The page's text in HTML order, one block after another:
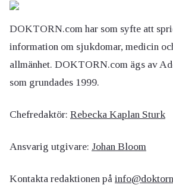
DOKTORN.com har som syfte att
information om sjukdomar, medicin
allmänhet. DOKTORN.com ägs av
som grundades 1999.
Chefredaktör: Rebecka Kaplan Sturk
Ansvarig utgivare: Johan Bloom
Kontakta redaktionen på